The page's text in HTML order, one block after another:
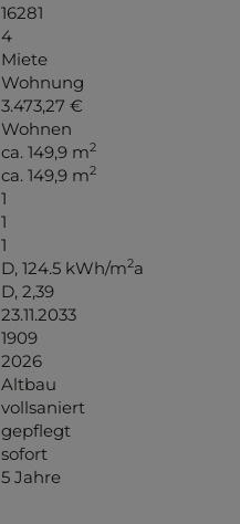
16281
4
Miete
Wohnung
3.473,27 €
Wohnen
ca. 149,9 m2
ca. 149,9 m2
1
1
1
D, 124.5 kWh/m2a
D, 2,39
23.11.2033
1909
2026
Altbau
vollsaniert
gepflegt
sofort
5 Jahre